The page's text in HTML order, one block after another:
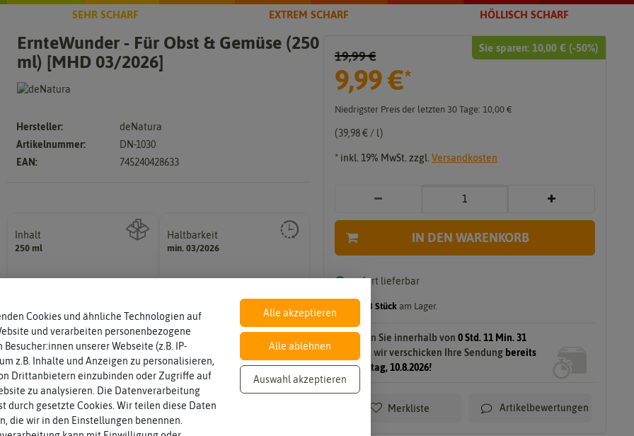
sam
Bhut
Chili
en
kpa
prik
apfl
en
pfla
e
Übe
rwin
tern
Einl
en
Kan
en
Räu
cher
SEHR SCHARF EXTREM SCHARF HÖLLISCH SCHARF
Sie sparen: 10,00 € (-50%)
19,99 €
9,99 €*
Niedrigster Preis der letzten 30 Tage: 10,00 €
39,98 € / l
* inkl. 19% MwSt. zzgl. Versandkosten
IN DEN WARENKORB
sofort lieferbar
gilt für 13 Stückam Lager.
Bestellen Sie innerhalb von 0 Std. 11 Min. 30
und wir verschicken Ihre Sendung bereits
am Montag, 10.8.2026!
Merkliste Artikelbewertungen
ErnteWunder - Für Obst & Gemüse (250
ml) [MHD 03/2026]
Hersteller:
deNatura
Artikelnummer:
DN-1030
EAN:
745240428633
Inhalt
250 mlWie viel ist enthalten
Haltbarkeit
min. 03/2026
und Pflanzgut sehr gut keimen
sollte.
Cookies und ähnliche Technologien auf
und verarbeiten personenbezogene
Besucher:innen unserer Webseite (z.B. IP-
z.B. Inhalte und Anzeigen zu personalisieren,
Drittanbietern einzubinden oder Zugriffe auf
zu analysieren. Die Datenverarbeitung
durch gesetzte Cookies. Wir teilen diese Daten
die wir in den Einstellungen benennen.
Alle akzeptieren
Alle ablehnen
Auswahl akzeptieren